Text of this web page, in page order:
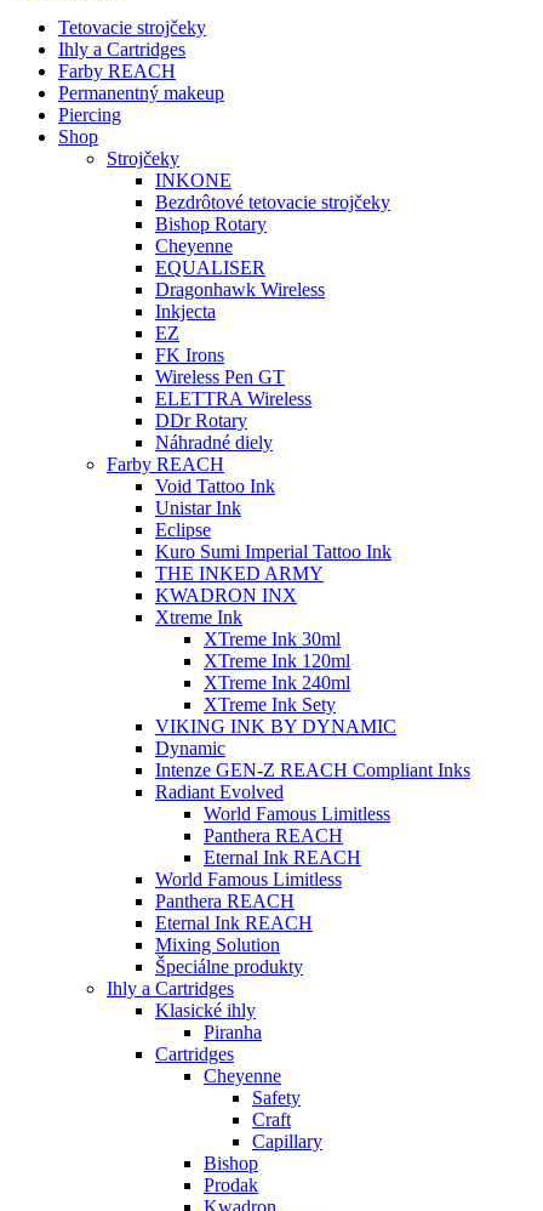
Tetovacie strojčeky
Ihly a Cartridges
Farby REACH
Permanentný makeup
Piercing
Shop
Strojčeky
INKONE
Bezdrôtové tetovacie strojčeky
Bishop Rotary
Cheyenne
EQUALISER
Dragonhawk Wireless
Inkjecta
EZ
FK Irons
Wireless Pen GT
ELETTRA Wireless
DDr Rotary
Náhradné diely
Farby REACH
Void Tattoo Ink
Unistar Ink
Eclipse
Kuro Sumi Imperial Tattoo Ink
THE INKED ARMY
KWADRON INX
Xtreme Ink
XTreme Ink 30ml
XTreme Ink 120ml
XTreme Ink 240ml
XTreme Ink Sety
VIKING INK BY DYNAMIC
Dynamic
Intenze GEN-Z REACH Compliant Inks
Radiant Evolved
World Famous Limitless
Panthera REACH
Eternal Ink REACH
World Famous Limitless
Panthera REACH
Eternal Ink REACH
Mixing Solution
Špeciálne produkty
Ihly a Cartridges
Klasické ihly
Piranha
Cartridges
Cheyenne
Safety
Craft
Capillary
Bishop
Prodak
Kwadron